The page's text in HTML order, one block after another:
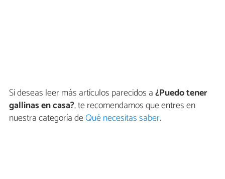
Si deseas leer más artículos parecidos a¿Puedo tener
gallinas en casa?, te recomendamos que entres en
nuestra categoría deQué necesitas saber.